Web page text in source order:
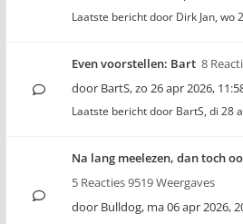
Laatste bericht door Dirk Jan, wo
Even voorstellen: Bart 8
door BartS,zo 26 apr 2026,
Laatste bericht door BartS, di 28
Na lang meelezen, dan toch
5 Reacties 9519 Weergaves
door Bulldog, ma 06 apr 2026,